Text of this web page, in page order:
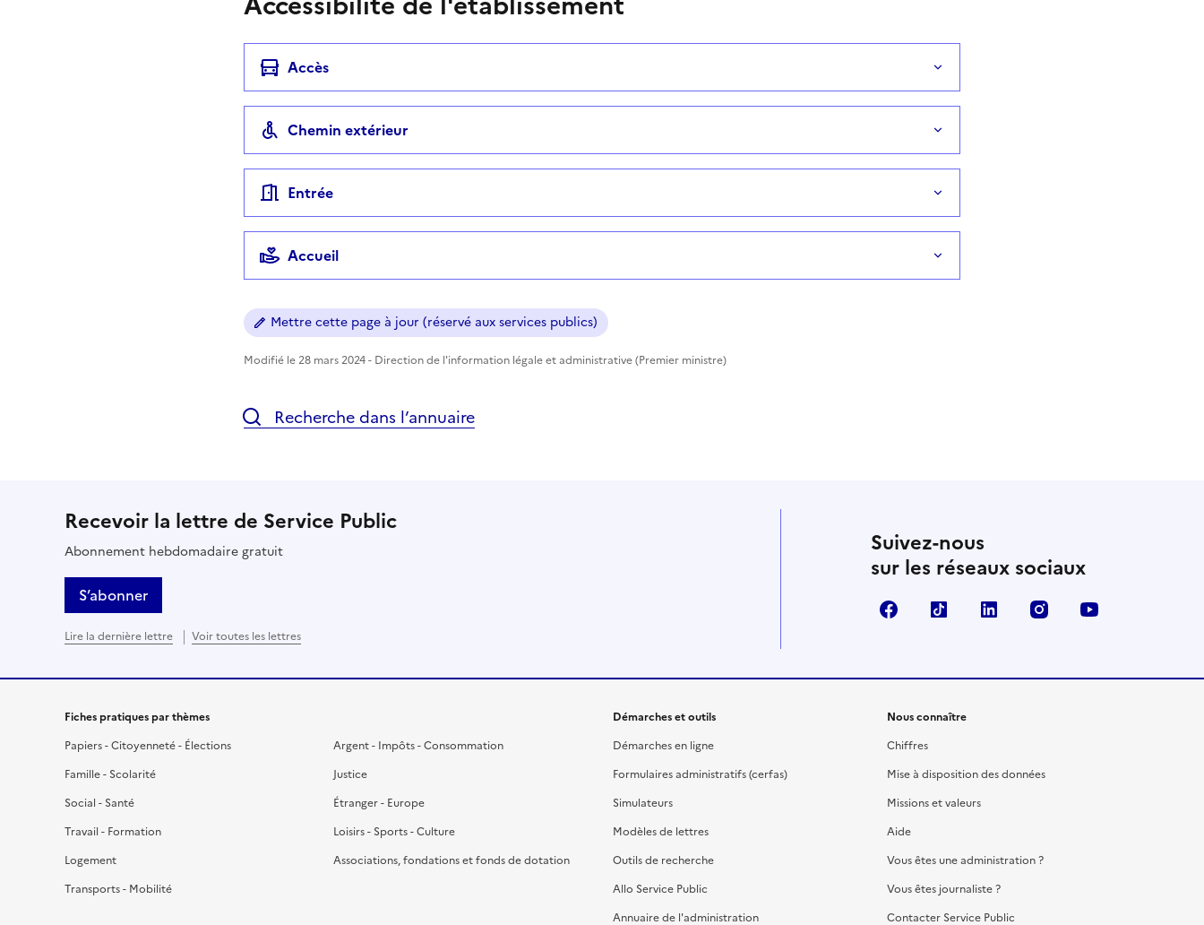
Accès
Chemin extérieur
Entrée
Accueil
Mettre cette page à jour (réservé aux services publics)
Modifié le 28 mars 2024 - Direction de l'information légale et administrative (Premier ministre)
Recherche dans l’annuaire
Recevoir la lettre de Service Public
Abonnement hebdomadaire gratuit
S’abonner
Lire la dernière lettre Voir toutes les lettres
Suivez-nous
sur les réseaux sociaux
FacebookTikTok LinkedIn Instagram
Fiches pratiques par thèmes
Papiers - Citoyenneté - Élections
Famille - Scolarité
Social - Santé
Travail - Formation
Logement
Transports - Mobilité
Argent - Impôts - Consommation
Justice
Étranger - Europe
Loisirs - Sports - Culture
Associations, fondations et fonds de dotation
Démarches et outils
Démarches en ligne
Formulaires administratifs (cerfas)
Simulateurs
Modèles de lettres
Outils de recherche
Allo Service Public
Annuaire de l'administration
Nous connaître
Chiffres
Mise à disposition des données
Missions et valeurs
Aide
Vous êtes une administration ?
Vous êtes journaliste ?
Contacter Service Public